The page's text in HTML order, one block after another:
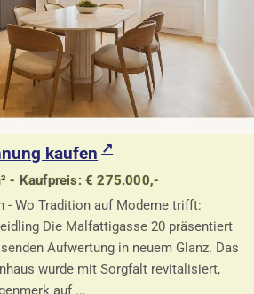
kaufen
- Kaufpreis: € 275.000,-
- Wo Tradition auf Moderne trifft:
Die Malfattigasse 20 präsentiert
Aufwertung in neuem Glanz. Das
wurde mit Sorgfalt revitalisiert,